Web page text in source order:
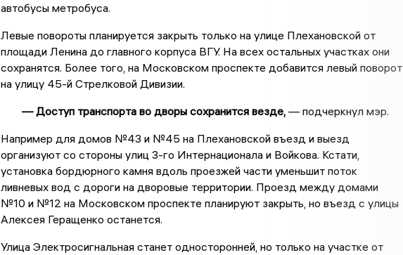
автобусы метробуса.
Левые повороты планируется закрыть только на улице Плехановской от
площади Ленина до главного корпуса ВГУ. На всех остальных участках они
сохранятся. Более того, на Московском проспекте добавится левый поворот
на улицу 45-й Стрелковой Дивизии.
— Доступ транспорта во дворы сохранится везде,— подчеркнул мэр.
Например для домов №43 и №45 на Плехановской въезд и выезд
организуют со стороны улиц 3-го Интернационала и Войкова. Кстати,
установка бордюрного камня вдоль проезжей части уменьшит поток
ливневых вод с дороги на дворовые территории. Проезд между домами
№10 и №12 на Московском проспекте планируют закрыть, но въезд с улицы
Алексея Геращенко останется.
Улица Электросигнальная станет односторонней, но только на участке от